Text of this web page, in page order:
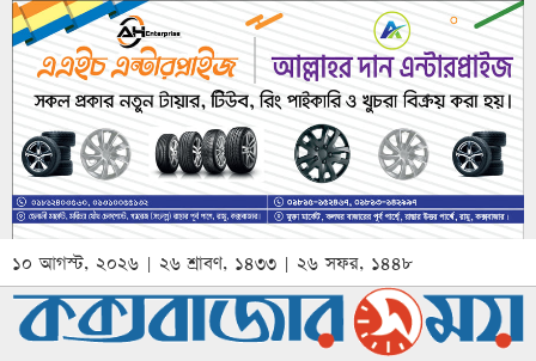
১০ আগস্ট, ২০২৬ | ২৬ শ্রাবণ, ১৪৩৩ | ২৬ সফর, ১৪৪৮